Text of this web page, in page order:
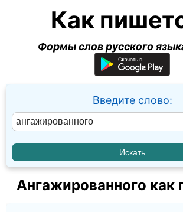
Как
Формы слов русского
Введите слово:
Ангажированного как